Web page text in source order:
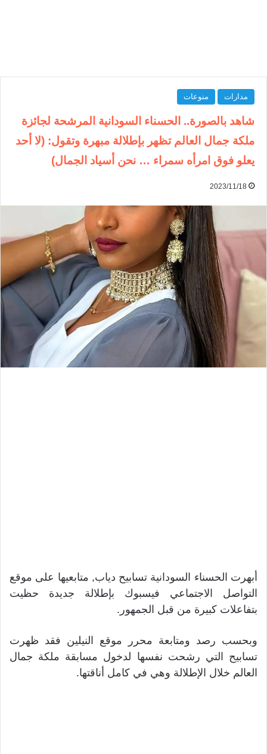
مدارات منوعات
شاهد بالصورة.. الحسناء السودانية المرشحة لجائزة
ملكة جمال العالم تظهر بإطلالة مبهرة وتقول: (لا أحد
يعلو فوق امرأه سمراء … نحن أسياد الجمال)
2023/11/18
أبهرت الحسناء السودانية تسابيح دياب, متابعيها على موقع
التواصل الاجتماعي فيسبوك بإطلالة جديدة حظيت
بتفاعلات كبيرة من قبل الجمهور.
وبحسب رصد ومتابعة محرر موقع النيلين فقد ظهرت
تسابيح التي رشحت نفسها لدخول مسابقة ملكة جمال
العالم خلال الإطلالة وهي في كامل أناقتها.